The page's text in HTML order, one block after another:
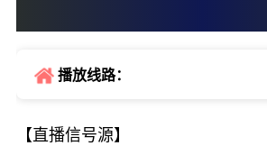
完赛
播放线路：
【直播信号源】